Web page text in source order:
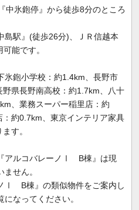
中氷鉋停』から徒歩8分のところ
島駅』(徒歩26分)、ＪＲ信越本
能です。
氷鉋小学校：約1.4km、長野市
県長野南高校：約1.7km、八十
、業務スーパー稲里店：約
約0.7km、東京インテリア家具
す。
アルコバレーノⅠ B棟』は現
せん。
Ⅰ B棟』の類似物件をご案内し
なってください。